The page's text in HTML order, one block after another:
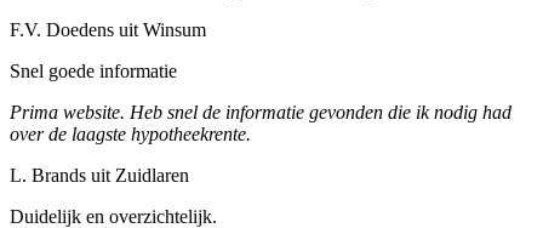
F.V. Doedens uit Winsum
Snel goede informatie
Prima website. Heb snel de informatie gevonden die ik nodig had
over de laagste hypotheekrente.
L. Brands uit Zuidlaren
Duidelijk en overzichtelijk.